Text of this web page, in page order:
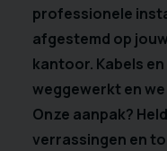
professionele
afgestemd op jouw
kantoor. Kabels
weggewerkt en
Onze aanpak?
verrassingen en